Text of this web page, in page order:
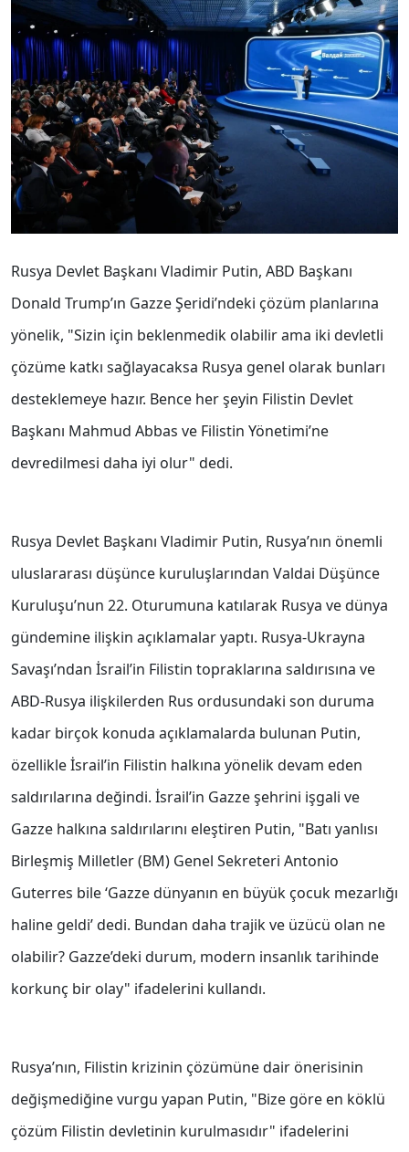
Rusya Devlet Başkanı Vladimir Putin, ABD Başkanı
Donald Trump’ın Gazze Şeridi’ndeki çözüm planlarına
yönelik, "Sizin için beklenmedik olabilir ama iki devletli
çözüme katkı sağlayacaksa Rusya genel olarak bunları
desteklemeye hazır. Bence her şeyin Filistin Devlet
Başkanı Mahmud Abbas ve Filistin Yönetimi’ne
devredilmesi daha iyi olur" dedi.
Rusya Devlet Başkanı Vladimir Putin, Rusya’nın önemli
uluslararası düşünce kuruluşlarından Valdai Düşünce
Kuruluşu’nun 22. Oturumuna katılarak Rusya ve dünya
gündemine ilişkin açıklamalar yaptı. Rusya-Ukrayna
Savaşı’ndan İsrail’in Filistin topraklarına saldırısına ve
ABD-Rusya ilişkilerden Rus ordusundaki son duruma
kadar birçok konuda açıklamalarda bulunan Putin,
özellikle İsrail’in Filistin halkına yönelik devam eden
saldırılarına değindi. İsrail’in Gazze şehrini işgali ve
Gazze halkına saldırılarını eleştiren Putin, "Batı yanlısı
Birleşmiş Milletler (BM) Genel Sekreteri Antonio
Guterres bile ‘Gazze dünyanın en büyük çocuk mezarlığı
haline geldi’ dedi. Bundan daha trajik ve üzücü olan ne
olabilir? Gazze’deki durum, modern insanlık tarihinde
korkunç bir olay" ifadelerini kullandı.
Rusya’nın, Filistin krizinin çözümüne dair önerisinin
değişmediğine vurgu yapan Putin, "Bize göre en köklü
çözüm Filistin devletinin kurulmasıdır" ifadelerini